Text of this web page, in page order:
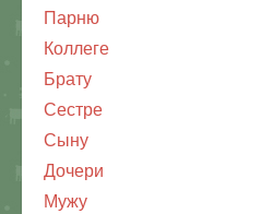
Парню
Коллеге
Брату
Сестре
Сыну
Дочери
Мужу